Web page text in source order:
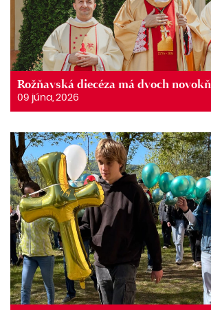
Rožňavská diecéza má dvoch
09 júna, 2026